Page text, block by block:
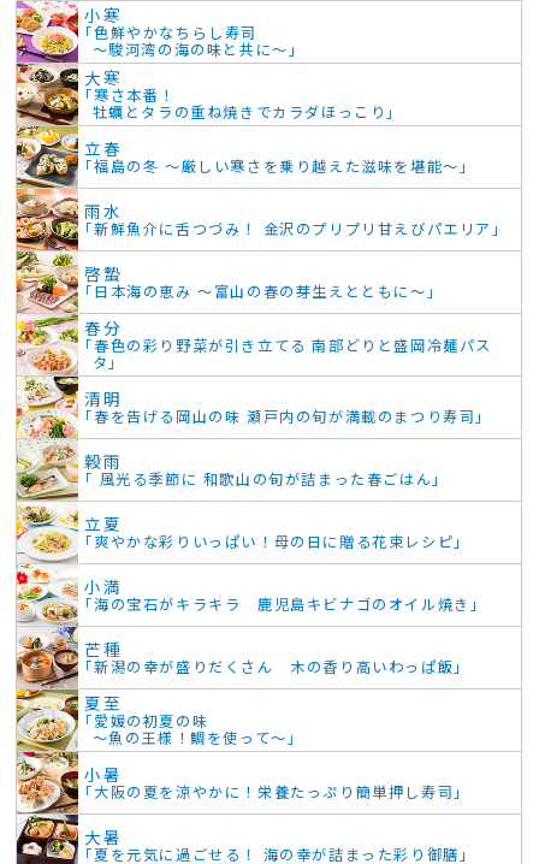
小寒
「色鮮やかなちらし寿司
～駿河湾の海の味と共に～」
大寒
「寒さ本番！
牡蠣とタラの重ね焼きでカラダほっこり」
立春
「福島の冬 ～厳しい寒さを乗り越えた滋味を堪能～」
雨水
「新鮮魚介に舌つづみ！ 金沢のプリプリ甘えびパエリア」
啓蟄
「日本海の恵み ～富山の春の芽生えとともに～」
春分
「春色の彩り野菜が引き立てる 南部どりと盛岡冷麺パス
タ」
清明
「春を告げる岡山の味 瀬戸内の旬が満載のまつり寿司」
穀雨
「 風光る季節に 和歌山の旬が詰まった春ごはん」
立夏
「爽やかな彩りいっぱい！母の日に贈る花束レシピ」
小満
「海の宝石がキラキラ 鹿児島キビナゴのオイル焼き」
芒種
「新潟の幸が盛りだくさん 木の香り高いわっぱ飯」
夏至
「愛媛の初夏の味
～魚の王様！鯛を使って～」
小暑
「大阪の夏を涼やかに！栄養たっぷり簡単押し寿司」
大暑
「夏を元気に過ごせる！ 海の幸が詰まった彩り御膳」